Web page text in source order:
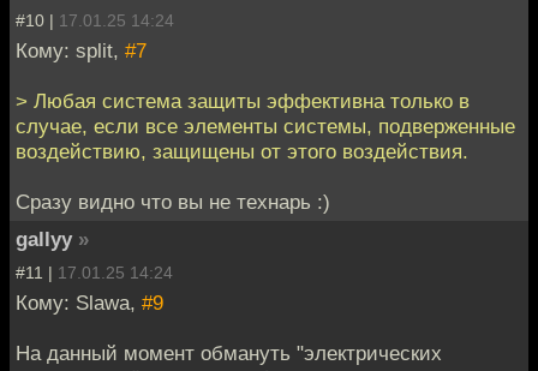
#10 | 17.01.25 14:24
Кому: split, #7
> Любая система защиты эффективна только в
случае, если все элементы системы, подверженные
воздействию, защищены от этого воздействия.
Сразу видно что вы не технарь :)
gallyy »
#11 | 17.01.25 14:24
Кому: Slawa, #9
На данный момент обмануть "электрических